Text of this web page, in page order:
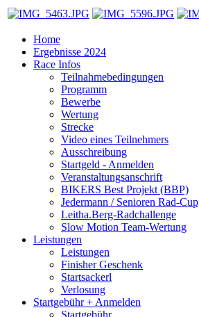
Home
Ergebnisse 2024
Race Infos
Teilnahmebedingungen
Programm
Bewerbe
Wertung
Strecke
Video eines Teilnehmers
Ausschreibung
Startgeld - Anmelden
Veranstaltungsanschrift
BIKERS Best Projekt (BBP)
Jedermann / Senioren Rad-Cup
Leitha.Berg-Radchallenge
Slow Motion Team-Wertung
Leistungen
Leistungen
Finisher Geschenk
Startsackerl
Verlosung
Startgebühr + Anmelden
Startgebühr